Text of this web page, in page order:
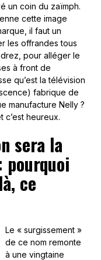
un coin du zaïmph.
cette image
il faut un
les offrandes tous
pour alléger le
à front de
qu’est la télévision
fabrique de
manufacture Nelly ?
c’est heureux.
sera la
pourquoi
ce
Le « surgissement »
de ce nom remonte
à une vingtaine